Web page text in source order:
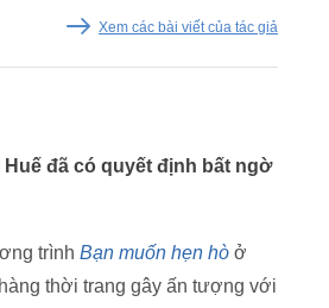
Xem các bài viết của tác giả
đã có quyết định bất ngờ
trình Bạn muốn hẹn hò ở
thời trang gây ấn tượng với